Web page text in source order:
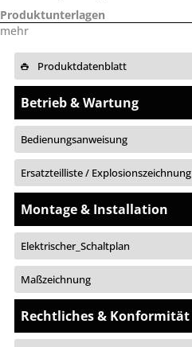
Produktunterlagen
mehr
Produktdatenblatt
Betrieb & Wartung
Bedienungsanweisung
Ersatzteilliste / Explosionszeichnung
Montage & Installation
Elektrischer_Schaltplan
Maßzeichnung
Rechtliches & Konformität